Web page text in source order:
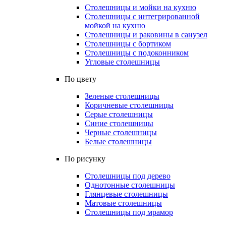
Столешницы и мойки на кухню
Столешницы с интегрированной
мойкой на кухню
Столешницы и раковины в санузел
Столешницы с бортиком
Столешницы с подоконником
Угловые столешницы
По цвету
Зеленые столешницы
Коричневые столешницы
Серые столешницы
Синие столешницы
Черные столешницы
Белые столешницы
По рисунку
Столешницы под дерево
Однотонные столешницы
Глянцевые столешницы
Матовые столешницы
Столешницы под мрамор